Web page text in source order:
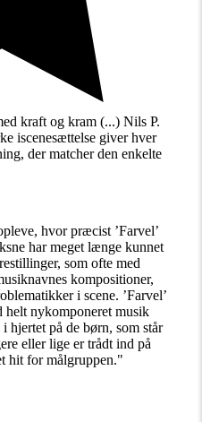
kraft og kram (...) Nils P.
iscenesættelse giver hver
der matcher den enkelte
hvor præcist ’Farvel’
har meget længe kunnet
som ofte med
kompositioner,
i scene. ’Farvel’
helt nykomponeret musik
hjertet på de børn, som står
eller lige er trådt ind på
hit for målgruppen."